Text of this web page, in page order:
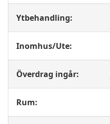
Ytbehandling:
Inomhus/Ute:
Överdrag ingår:
Rum: